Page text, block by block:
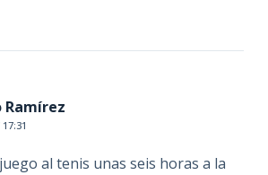
Ramírez
al tenis unas seis horas a la